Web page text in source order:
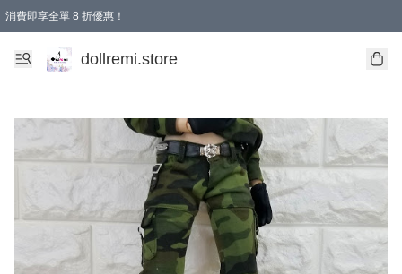
消費即享全單 8 折優惠！
購物滿 HKD 1500.00即享免運費優惠！（適用於 本地送貨、本地取貨、國際送貨 )
dollremi.store